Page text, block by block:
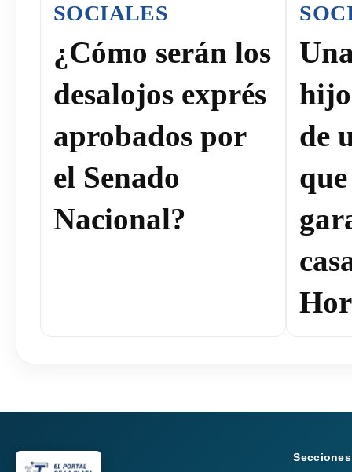
SOCIALES
¿Cómo serán los
desalojos exprés
aprobados por
el Senado
Nacional?
de
Secciones